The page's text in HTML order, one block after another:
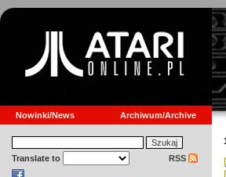
Nowinki/News Archiwum/Archive
Translate to RSS